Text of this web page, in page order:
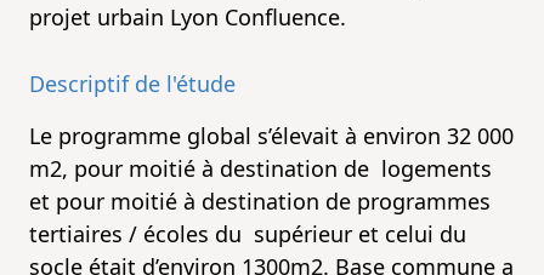
projet urbain Lyon Confluence.
Descriptif de l'étude
Le programme global s’élevait à environ 32 000
m2, pour moitié à destination de logements
et pour moitié à destination de programmes
tertiaires / écoles du supérieur et celui du
socle était d’environ 1300m2. Base commune a